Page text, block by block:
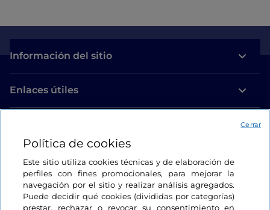
Información del sitio
Enlaces útiles
Estamos en contacto
Política de cookies
Este sitio utiliza cookies técnicas y de elaboración de
perfiles con fines promocionales, para mejorar la
navegación por el sitio y realizar análisis agregados.
Puede decidir qué cookies (divididas por categorías)
prestar, rechazar o revocar su consentimiento en
Cerrar